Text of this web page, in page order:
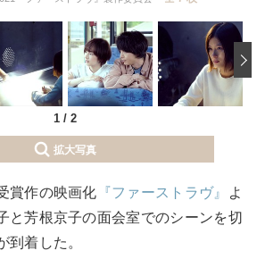
1 / 2
拡大写真
賞作の映画化 『ファーストラヴ』
よ
と芳根京子の面会室でのシーンを切
到着した。